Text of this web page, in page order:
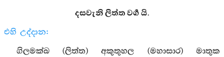
දසවැනි ලිත්ත වර්‍ග යි.
එහි උද්දාන:
ගිලමක්ඛ (ලිත්ත) අකුතුහල (මහාසාර) මාතුක